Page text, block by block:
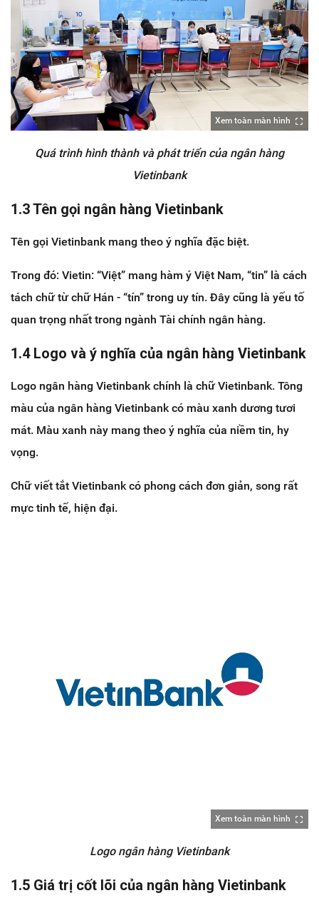
Xem toàn màn hình
Quá trình hình thành và phát triển của ngân hàng
Vietinbank
1.3 Tên gọi ngân hàng Vietinbank
Tên gọi Vietinbank mang theo ý nghĩa đặc biệt.
Trong đó: Vietin: “Việt” mang hàm ý Việt Nam, “tin” là cách
tách chữ từ chữ Hán - “tín” trong uy tín. Đây cũng là yếu tố
quan trọng nhất trong ngành Tài chính ngân hàng.
1.4 Logo và ý nghĩa của ngân hàng Vietinbank
Logo ngân hàng Vietinbank chính là chữ Vietinbank. Tông
màu của ngân hàng Vietinbank có màu xanh dương tươi
mát. Màu xanh này mang theo ý nghĩa của niềm tin, hy
vọng.
Chữ viết tắt Vietinbank có phong cách đơn giản, song rất
mực tinh tế, hiện đại.
Xem toàn màn hình
Logo ngân hàng Vietinbank
1.5 Giá trị cốt lõi của ngân hàng Vietinbank